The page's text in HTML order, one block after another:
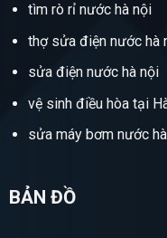
tìm rò rỉ nước hà nội
thợ sửa điện nước hà
sửa điện nước hà nội
vệ sinh điều hòa tại
sửa máy bơm nước
BẢN ĐỒ